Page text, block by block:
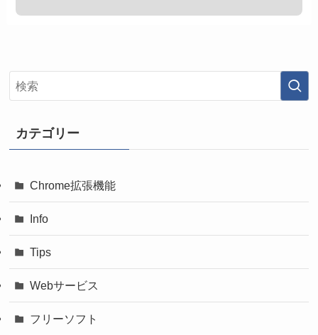
カテゴリー
Chrome拡張機能
Info
Tips
Webサービス
フリーソフト